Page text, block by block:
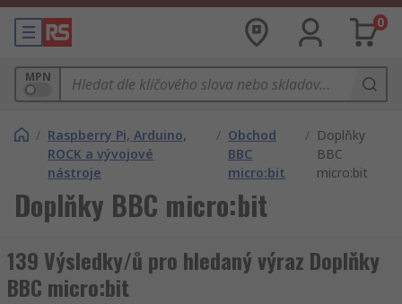
0
MPN
/ Raspberry Pi, Arduino,
ROCK a vývojové
nástroje
/ Obchod
BBC
micro:bit
/ Doplňky
BBC
micro:bit
Doplňky BBC micro:bit
139 Výsledky/ů pro hledaný výraz Doplňky
BBC micro:bit